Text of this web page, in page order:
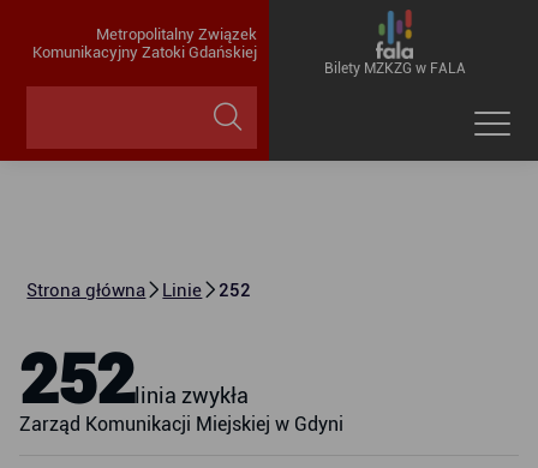
Metropolitalny Związek
Komunikacyjny Zatoki Gdańskiej
Bilety MZKZG w FALA
Strona główna Linie 252
252linia zwykła
Zarząd Komunikacji Miejskiej w Gdyni